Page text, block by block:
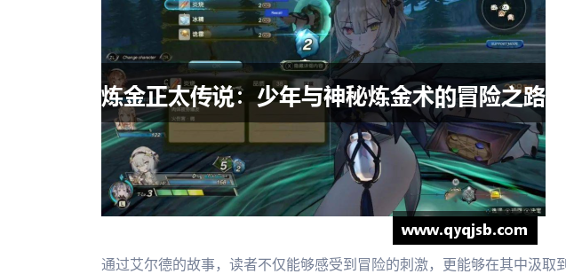
通过艾尔德的故事，读者不仅能够感受到冒险的刺激，更能够在其中汲取